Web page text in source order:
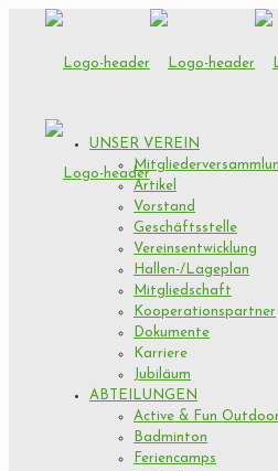
UNSER VEREIN
Artikel
Vorstand
Geschäftsstelle
Vereinsentwicklung
Hallen-/Lageplan
Mitgliedschaft
Kooperationspartner
Dokumente
Karriere
Jubiläum
ABTEILUNGEN
Active & Fun Outdoor
Badminton
Feriencamps